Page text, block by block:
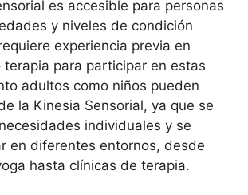
es accesible para personas
y niveles de condición
experiencia previa en
terapia para participar en estas
adultos como niños pueden
la Kinesia Sensorial, ya que se
individuales y se
en diferentes entornos, desde
hasta clínicas de terapia.